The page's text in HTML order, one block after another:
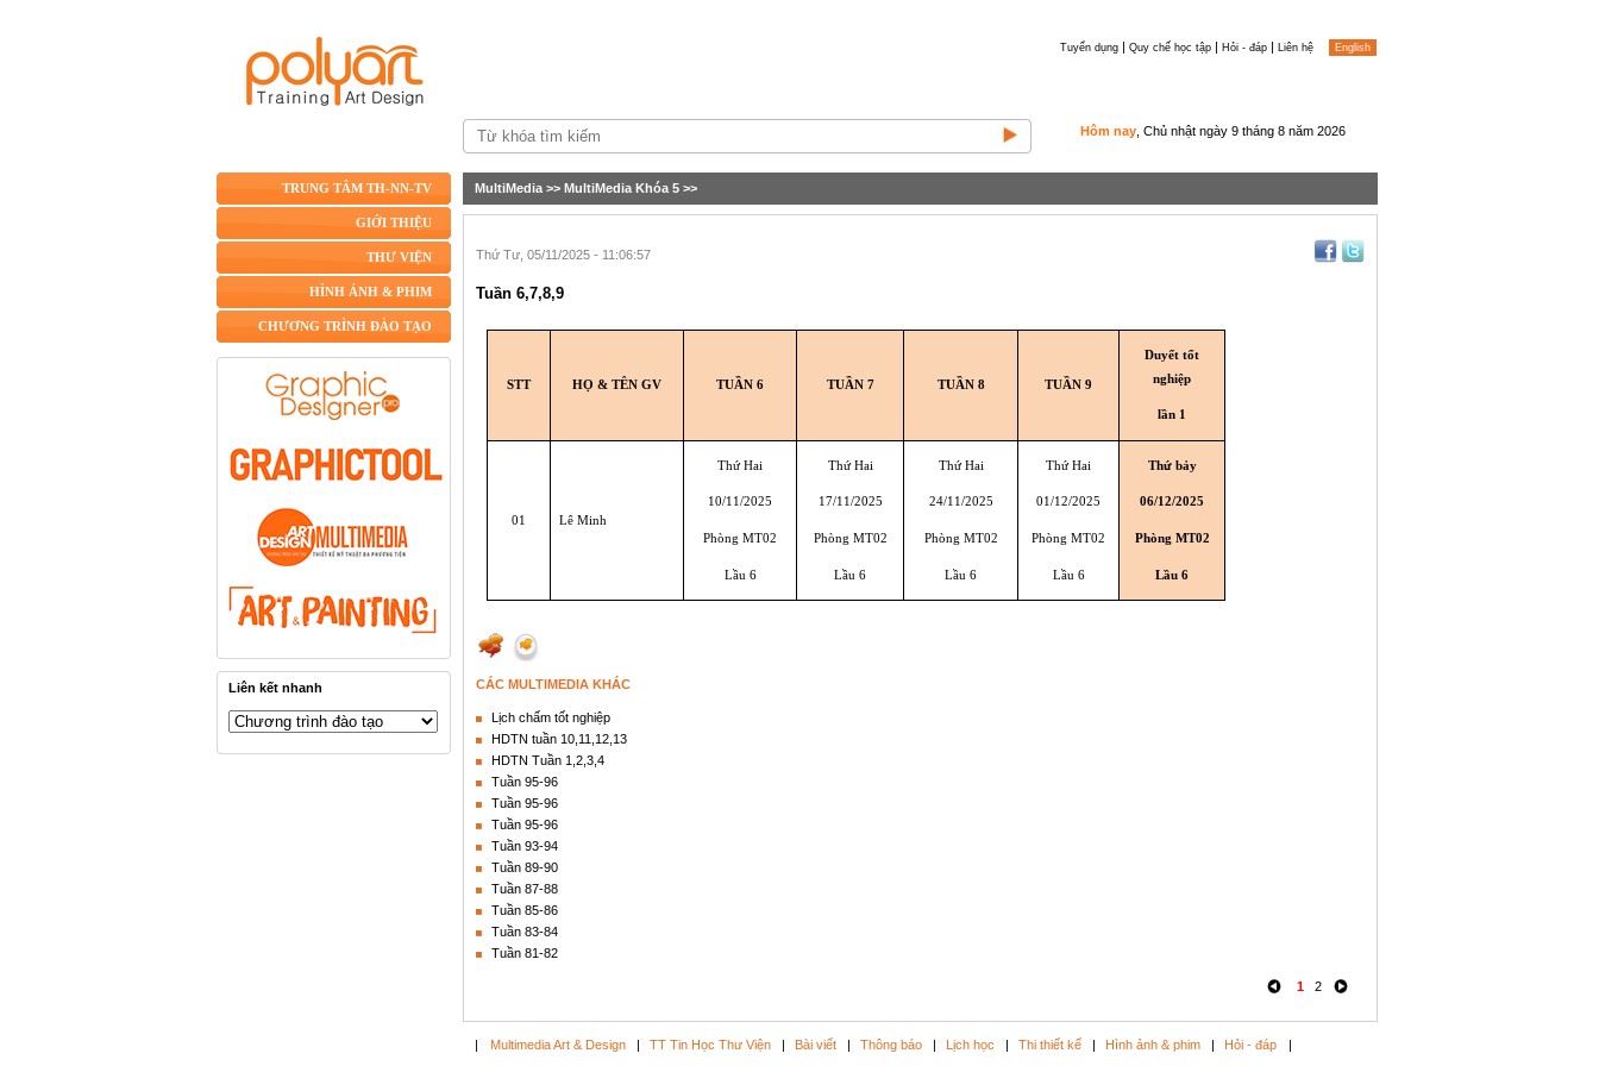
Tuyển dụng | Quy chế học tập | Hỏi - đáp | Liên hệ English
Hôm nay, Chủ nhật ngày 9 tháng 8 năm 2026
TRUNG TÂM TH-NN-TV
GIỚI THIỆU
THƯ VIỆN
HÌNH ẢNH & PHIM
CHƯƠNG TRÌNH ĐÀO TẠO
Liên kết nhanh
MultiMedia >> MultiMedia Khóa 5 >>
Thứ Tư, 05/11/2025 - 11:06:57
Tuần 6,7,8,9
STT HỌ & TÊN GV TUẦN 6 TUẦN 7 TUẦN 8 TUẦN 9
Duyết tốt
nghiệp
lần 1
01 Lê Minh
Thứ Hai
10/11/2025
Phòng MT02
Lầu 6
Thứ Hai
17/11/2025
Phòng MT02
Lầu 6
Thứ Hai
24/11/2025
Phòng MT02
Lầu 6
Thứ Hai
01/12/2025
Phòng MT02
Lầu 6
Thứ bảy
06/12/2025
Phòng MT02
Lầu 6
CÁC MULTIMEDIA KHÁC
Lịch chấm tốt nghiệp
HDTN tuần 10,11,12,13
HDTN Tuần 1,2,3,4
Tuần 95-96
Tuần 95-96
Tuần 95-96
Tuần 93-94
Tuần 89-90
Tuần 87-88
Tuần 85-86
Tuần 83-84
Tuần 81-82
1 2
| Multimedia Art & Design | TT Tin Học Thư Viện | Bài viết | Thông báo | Lịch học | Thi thiết kế | Hình ảnh & phim | Hỏi - đáp |